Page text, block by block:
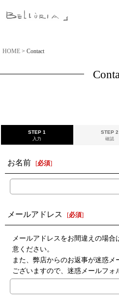
HOME > Contact
STEP 1
入力
STEP 2
確認
お名前 [必須]
メールアドレス [必須]
メールアドレスをお間違えの場
意ください。
また、弊店からのお返事が迷惑
ございますので、迷惑メールフォ